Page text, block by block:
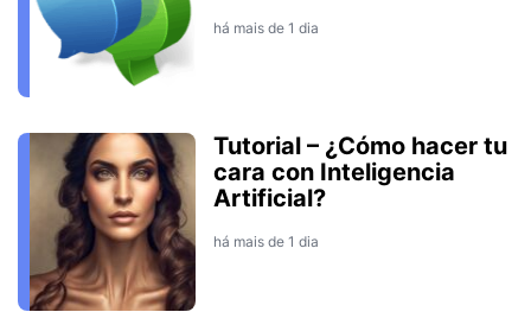
há mais de 1 dia
Tutorial – ¿Cómo hacer tu
cara con Inteligencia
Artificial?
há mais de 1 dia